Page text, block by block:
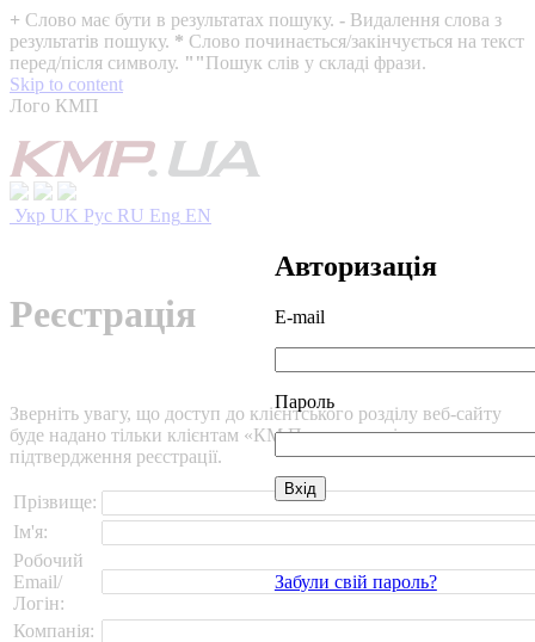
+ Слово має бути в результатах пошуку. - Видалення слова з
результатів пошуку. * Слово починається/закінчується на текст
перед/після символу. ""Пошук слів у складі фрази.
Skip to content
Лого КМП
Укр UK Рус RU Eng EN
Авторизація
E-mail
Пароль
Забули свій пароль?
Реєстрація
Зверніть увагу, що доступ до клієнтського розділу веб-сайту
буде надано тільки клієнтам «КМ Партнери» після
підтвердження реєстрації.
Прізвище:
Ім'я:
Робочий
Email/
Логін:
Компанія: